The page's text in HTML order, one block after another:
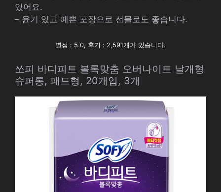
있어요.
– 윤기 있고 예쁜 포장으로 선물로도 좋습니다.
별점 : 5.0, 후기 : 2,591개가 있습니다.
쏘피 바디피트 볼록맞춤 오버나이트 날개형
슈퍼롱, 패드형, 20개입, 3개